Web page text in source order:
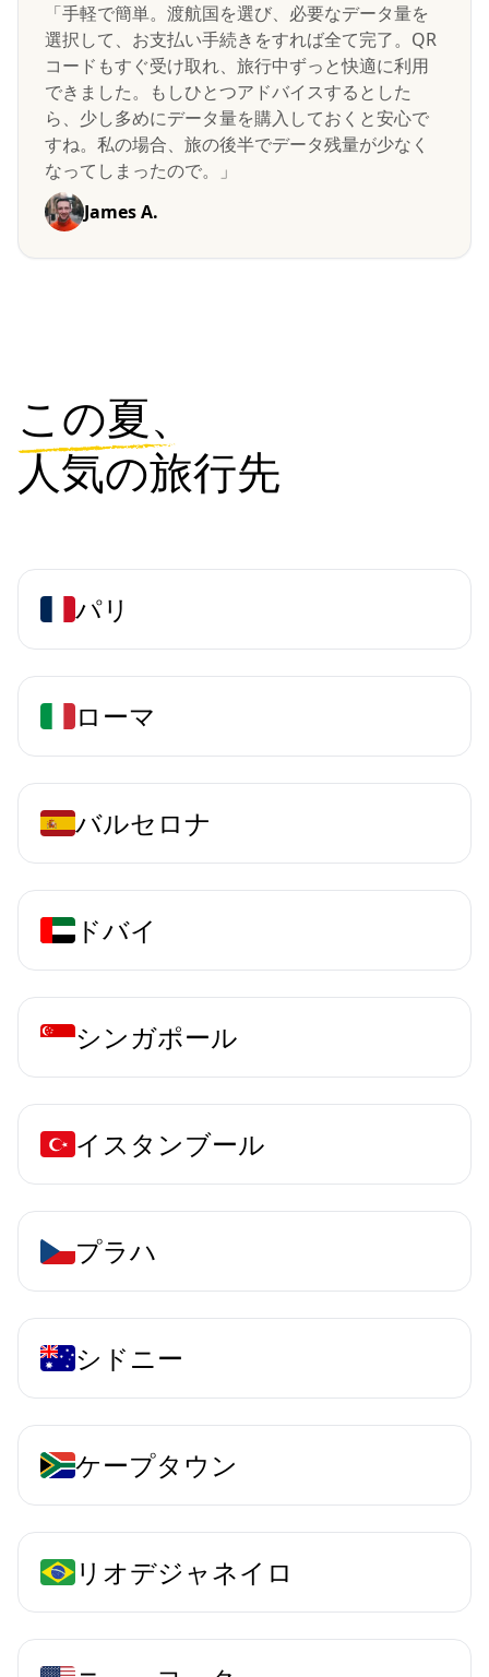
「手軽で簡単。渡航国を選び、必要なデータ量を
選択して、お支払い手続きをすれば全て完了。QR
コードもすぐ受け取れ、旅行中ずっと快適に利用
できました。もしひとつアドバイスするとした
ら、少し多めにデータ量を購入しておくと安心で
すね。私の場合、旅の後半でデータ残量が少なく
なってしまったので。」
James A.
この夏、
人気の旅行先
パリ
ローマ
バルセロナ
ドバイ
シンガポール
イスタンブール
プラハ
シドニー
ケープタウン
リオデジャネイロ